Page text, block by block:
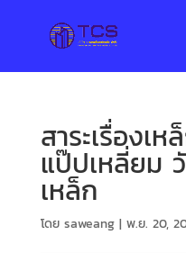
สาระเรื่องเ
แป๊ปเหลี่ยม
เหล็ก
โดย saweang| พ.ย. 20,